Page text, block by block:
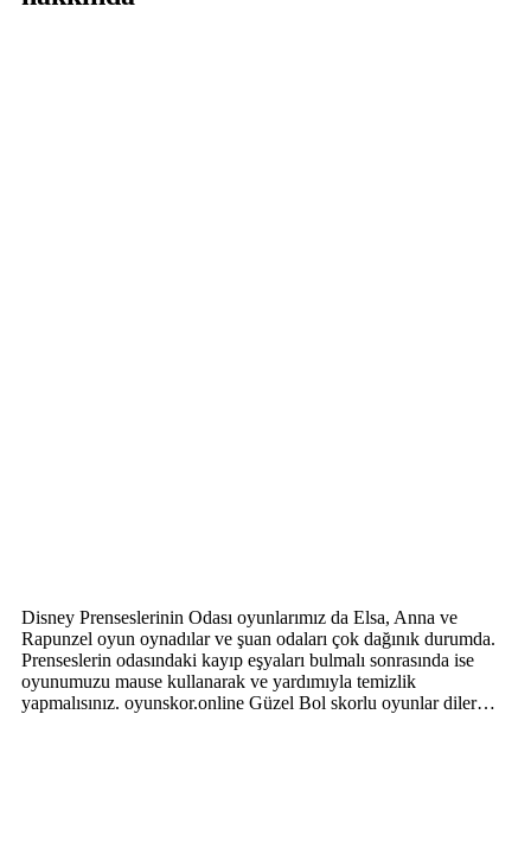
Disney Prenseslerinin Odası oyunlarımız da Elsa, Anna ve
Rapunzel oyun oynadılar ve şuan odaları çok dağınık durumda.
Prenseslerin odasındaki kayıp eşyaları bulmalı sonrasında ise
oyunumuzu mause kullanarak ve yardımıyla temizlik
yapmalısınız. oyunskor.online Güzel Bol skorlu oyunlar diler…